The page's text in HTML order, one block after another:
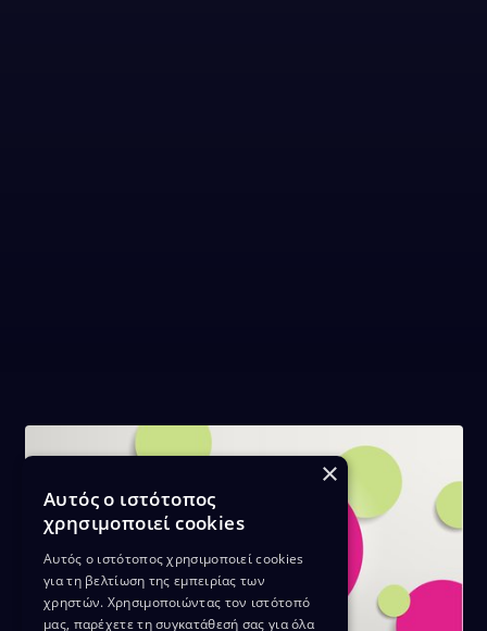
×
Αυτός ο ιστότοπος
χρησιμοποιεί cookies
Αυτός ο ιστότοπος χρησιμοποιεί cookies
για τη βελτίωση της εμπειρίας των
χρηστών. Χρησιμοποιώντας τον ιστότοπό
μας, παρέχετε τη συγκατάθεσή σας για όλα